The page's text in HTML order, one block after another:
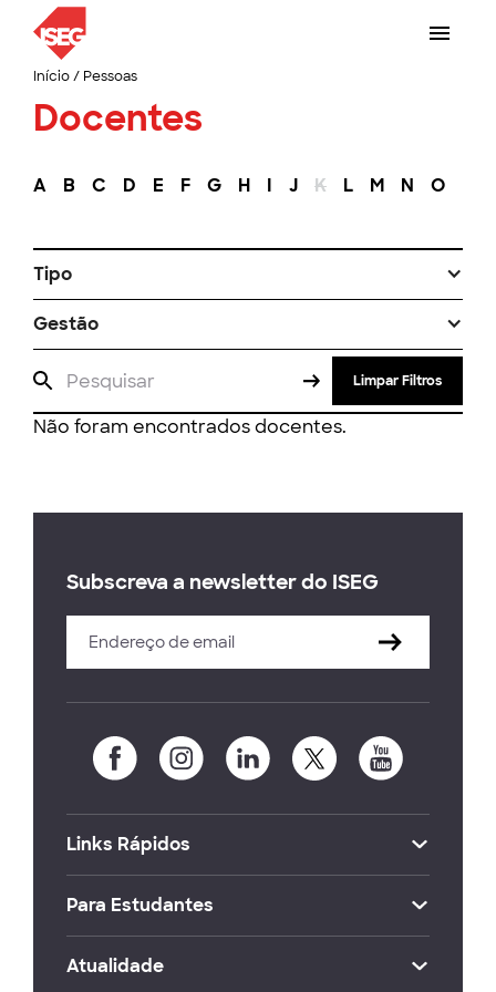
Início/ Pessoas
Docentes
A B C D E F G H I J K L M N O
Tipo
Gestão
Limpar Filtros
Não foram encontrados docentes.
Subscreva a newsletter do ISEG
Links Rápidos
Para Estudantes
Atualidade